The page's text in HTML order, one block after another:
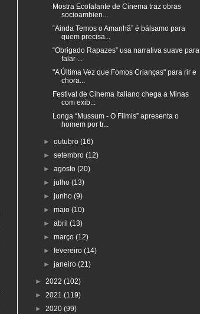
Mostra Ecofalante de Cinema traz obras
socioambien...
“Ainda Temos o Amanhã” é bálsamo para
quem precisa...
“Obrigado Rapazes” usa narrativa suave para
falar ...
"A Última Vez que Fomos Crianças" para rir e
chora...
Festival de Cinema Italiano chega a Minas
com exib...
Longa “Mussum - O Filmis” apresenta o
homem por tr...
►outubro(16)
►setembro(12)
►agosto(20)
►julho(13)
►junho(9)
►maio(10)
►abril(13)
►março(12)
►fevereiro(14)
►janeiro(21)
► 2022 (102)
► 2021 (119)
► 2020 (99)